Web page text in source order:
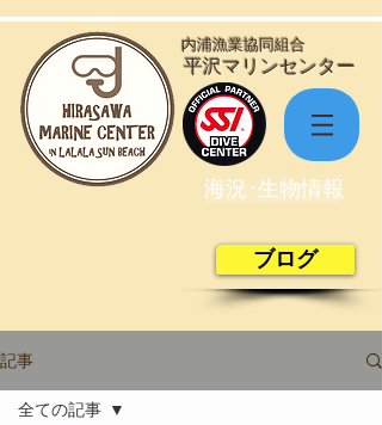
​平沢マリンセンター
​内浦漁業協同組合
海況･生物情報
ブログ
記事
全ての記事